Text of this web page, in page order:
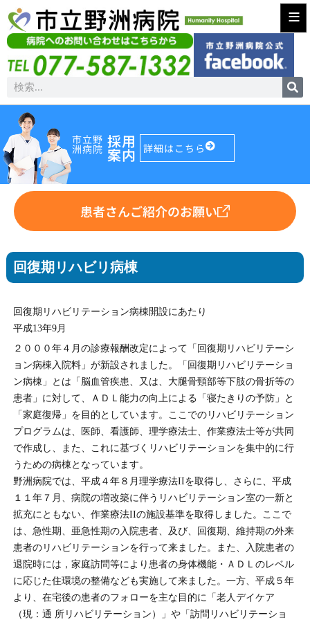
≡
市立野
洲病院 採用
案内 詳細はこちら
患者さんご紹介のお願い
回復期リハビリ病棟
回復期リハビリテーション病棟開設にあたり
平成13年9月
２０００年４月の診療報酬改定によって「回復期リハビリテーシ
ョン病棟入院料」が新設されました。「回復期リハビリテーショ
ン病棟」とは「脳血管疾患、又は、大腿骨頸部等下肢の骨折等の
患者」に対して、ＡＤＬ能力の向上による「寝たきりの予防」と
「家庭復帰」を目的としています。ここでのリハビリテーション
プログラムは、医師、看護師、理学療法士、作業療法士等が共同
で作成し、また、これに基づくリハビリテーションを集中的に行
うための病棟となっています。
野洲病院では、平成４年８月理学療法IIを取得し、さらに、平成
１１年７月、病院の増改築に伴うリハビリテーション室の一新と
拡充にともない、作業療法IIの施設基準を取得しました。ここで
は、急性期、亜急性期の入院患者、及び、回復期、維持期の外来
患者のリハビリテーションを行って来ました。また、入院患者の
退院時には，家庭訪問等により患者の身体機能・ＡＤＬのレベル
に応じた住環境の整備なども実施して来ました。一方、平成５年
より、在宅後の患者のフォローを主な目的に「老人デイケア
（現：通 所リハビリテーション）」や「訪問リハビリテーショ